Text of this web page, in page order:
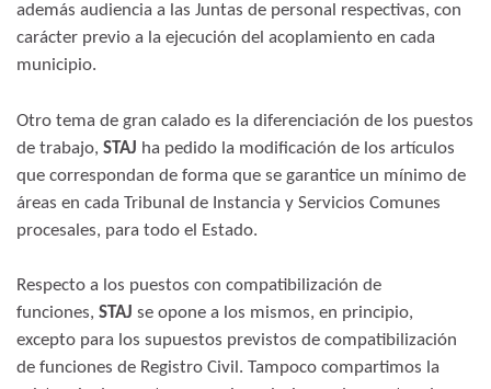
además audiencia a las Juntas de personal respectivas, con
carácter previo a la ejecución del acoplamiento en cada
municipio.
Otro tema de gran calado es la diferenciación de los puestos
de trabajo, STAJ ha pedido la modificación de los artículos
que correspondan de forma que se garantice un mínimo de
áreas en cada Tribunal de Instancia y Servicios Comunes
procesales, para todo el Estado.
Respecto a los puestos con compatibilización de
funciones, STAJ se opone a los mismos, en principio,
excepto para los supuestos previstos de compatibilización
de funciones de Registro Civil. Tampoco compartimos la